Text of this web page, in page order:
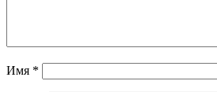
Имя *